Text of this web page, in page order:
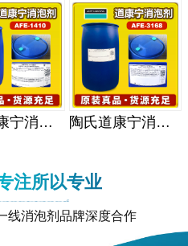
陶氏道康宁消泡剂 陶氏道康宁消泡剂
注所以专业
线消泡剂品牌深度合作